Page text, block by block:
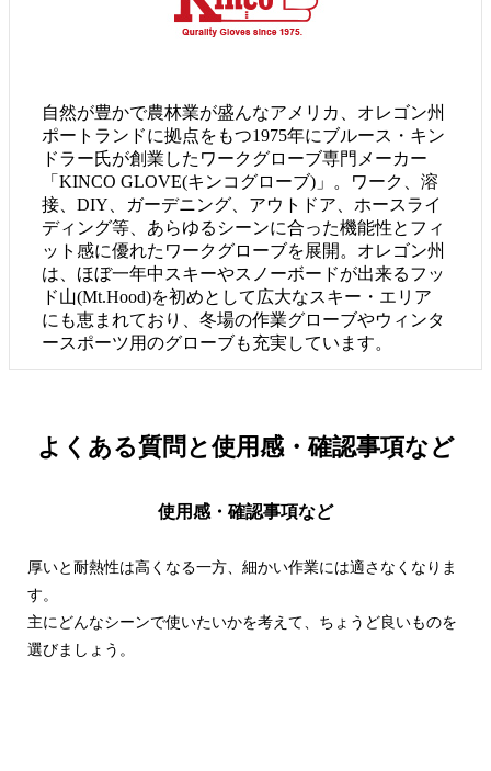
自然が豊かで農林業が盛んなアメリカ、オレゴン州
ポートランドに拠点をもつ1975年にブルース・キン
ドラー氏が創業したワークグローブ専門メーカー
「KINCO GLOVE(キンコグローブ)」。ワーク、溶
接、DIY、ガーデニング、アウトドア、ホースライ
ディング等、あらゆるシーンに合った機能性とフィ
ット感に優れたワークグローブを展開。オレゴン州
は、ほぼ一年中スキーやスノーボードが出来るフッ
ド山(Mt.Hood)を初めとして広大なスキー・エリア
にも恵まれており、冬場の作業グローブやウィンタ
ースポーツ用のグローブも充実しています。
よくある質問と使用感・確認事項など
使用感・確認事項など
厚いと耐熱性は高くなる一方、細かい作業には適さなくなりま
す。
主にどんなシーンで使いたいかを考えて、ちょうど良いものを
選びましょう。